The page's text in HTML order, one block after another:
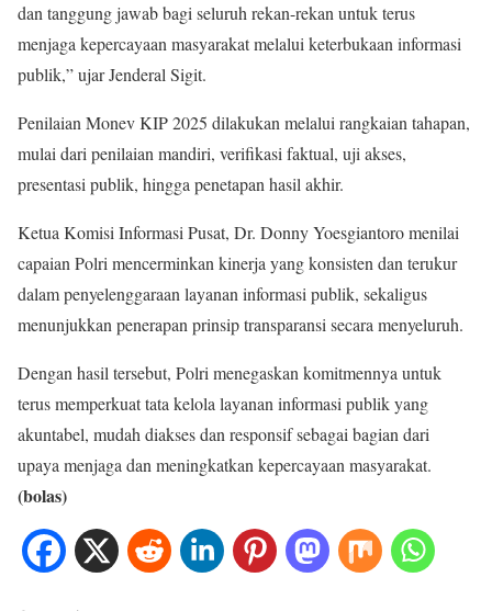
dan tanggung jawab bagi seluruh rekan-rekan untuk terus
menjaga kepercayaan masyarakat melalui keterbukaan informasi
publik,” ujar Jenderal Sigit.
Penilaian Monev KIP 2025 dilakukan melalui rangkaian tahapan,
mulai dari penilaian mandiri, verifikasi faktual, uji akses,
presentasi publik, hingga penetapan hasil akhir.
Ketua Komisi Informasi Pusat, Dr. Donny Yoesgiantoro menilai
capaian Polri mencerminkan kinerja yang konsisten dan terukur
dalam penyelenggaraan layanan informasi publik, sekaligus
menunjukkan penerapan prinsip transparansi secara menyeluruh.
Dengan hasil tersebut, Polri menegaskan komitmennya untuk
terus memperkuat tata kelola layanan informasi publik yang
akuntabel, mudah diakses dan responsif sebagai bagian dari
upaya menjaga dan meningkatkan kepercayaan masyarakat.
(bolas)